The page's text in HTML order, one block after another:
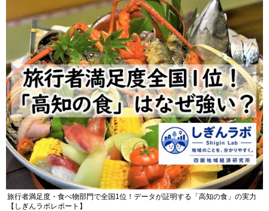
旅行者満足度・食べ物部門で全国1位！データが証明する「高知の食」の実力
【しぎんラボレポート】